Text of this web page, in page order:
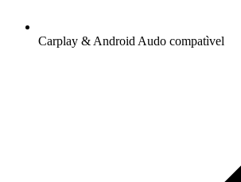
Carplay & Android Audo compatìvel